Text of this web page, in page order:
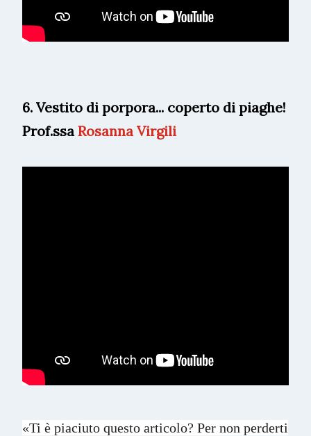
6. Vestito di porpora... coperto di piaghe!
Prof.ssa Rosanna Virgili
«Ti è piaciuto questo articolo? Per non perderti